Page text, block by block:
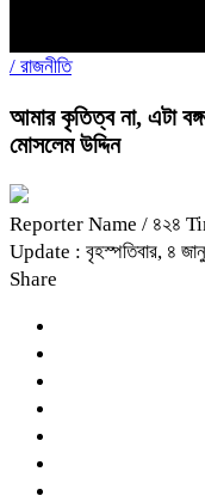
/ রাজনীতি
আমার কৃতিত্ব না, এটা
মোসলেম উদ্দিন
Reporter Name / ৪২৪
Update : বৃহস্পতিবার, ৪
Share